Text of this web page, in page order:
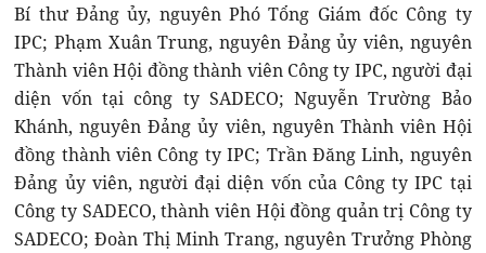
Bí thư Đảng ủy, nguyên Phó Tổng Giám đốc Công ty
IPC; Phạm Xuân Trung, nguyên Đảng ủy viên, nguyên
Thành viên Hội đồng thành viên Công ty IPC, người đại
diện vốn tại công ty SADECO; Nguyễn Trường Bảo
Khánh, nguyên Đảng ủy viên, nguyên Thành viên Hội
đồng thành viên Công ty IPC; Trần Đăng Linh, nguyên
Đảng ủy viên, người đại diện vốn của Công ty IPC tại
Công ty SADECO, thành viên Hội đồng quản trị Công ty
SADECO; Đoàn Thị Minh Trang, nguyên Trưởng Phòng